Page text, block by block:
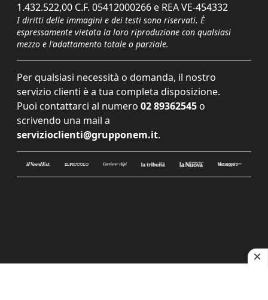
1.432.522,00 C.F. 05412000266 e REA VE-454332
I diritti delle immagini e dei testi sono riservati. È
espressamente vietata la loro riproduzione con qualsiasi
mezzo e l'adattamento totale o parziale.
Per qualsiasi necessità o domanda, il nostro
servizio clienti è a tua completa disposizione.
Puoi contattarci al numero 02 89362545 o
scrivendo una mail a
servizioclienti@grupponem.it.